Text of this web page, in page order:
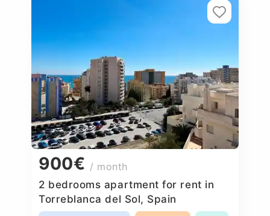
900€ / month
2 bedrooms apartment for rent in
Torreblanca del Sol, Spain